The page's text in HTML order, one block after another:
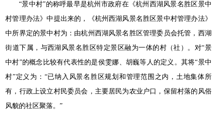
“景中村”的称呼最早是杭州市政府在《杭州西湖风景名胜区景中
村管理办法》中提出来的，《杭州西湖风景名胜区景中村管理办法》
中所界定的景中村为：由杭州西湖风景名胜区管理委员会托管，西湖
街道下属，与西湖风景名胜区特定景区融为一体的村（社）。对“景
中村”的概念比较有代表性的是侯雯娜、胡巍等人的定义。其将“景中
村”定义为：“已纳入风景名胜区规划和管理范围之内，土地集体所
有，行政上设立村民委员会，主要居民为农业户口，保留村落的风俗
风貌的社区聚落。”